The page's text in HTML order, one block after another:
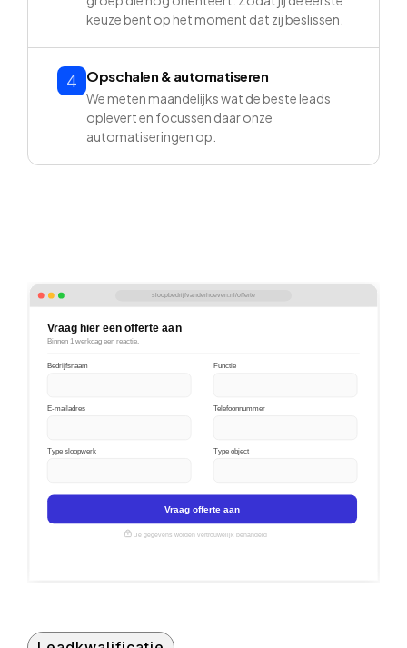
keuze bent op het moment dat zij beslissen.
4 Opschalen & automatiseren
We meten maandelijks wat de beste leads
oplevert en focussen daar onze
automatiseringen op.
sloopbedrijfvanderhoeven.nl/offerte
Vraag hier een offerte aan
Binnen 1 werkdag een reactie.
Bedrijfsnaam Functie
E-mailadres Telefoonnummer
Type sloopwerk Type object
Vraag offerte aan
Je gegevens worden vertrouwelijk behandeld